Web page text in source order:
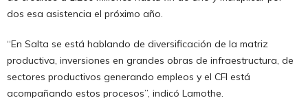
dos esa asistencia el próximo año.
“En Salta se está hablando de diversificación de la matriz
productiva, inversiones en grandes obras de infraestructura, de
sectores productivos generando empleos y el CFI está
acompañando estos procesos”, indicó Lamothe.